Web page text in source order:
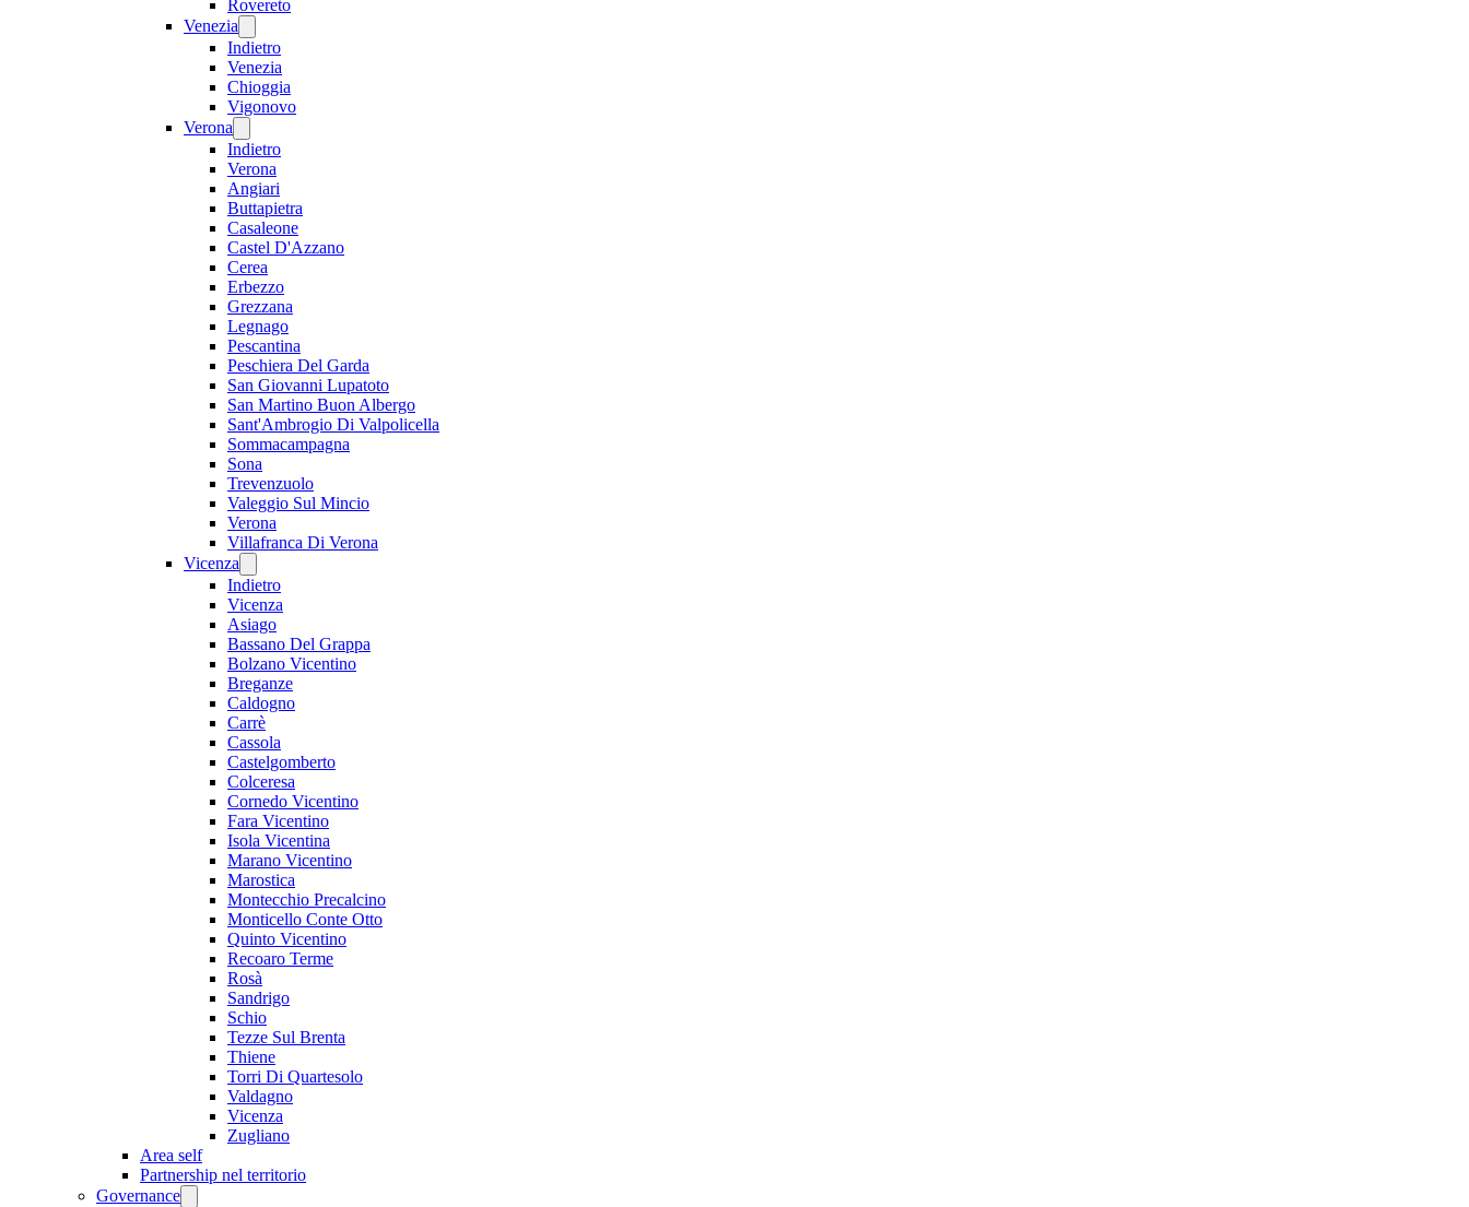
Rovereto
Venezia
Indietro
Venezia
Chioggia
Vigonovo
Verona
Indietro
Verona
Angiari
Buttapietra
Casaleone
Castel D'Azzano
Cerea
Erbezzo
Grezzana
Legnago
Pescantina
Peschiera Del Garda
San Giovanni Lupatoto
San Martino Buon Albergo
Sant'Ambrogio Di Valpolicella
Sommacampagna
Sona
Trevenzuolo
Valeggio Sul Mincio
Verona
Villafranca Di Verona
Vicenza
Indietro
Vicenza
Asiago
Bassano Del Grappa
Bolzano Vicentino
Breganze
Caldogno
Carrè
Cassola
Castelgomberto
Colceresa
Cornedo Vicentino
Fara Vicentino
Isola Vicentina
Marano Vicentino
Marostica
Montecchio Precalcino
Monticello Conte Otto
Quinto Vicentino
Recoaro Terme
Rosà
Sandrigo
Schio
Tezze Sul Brenta
Thiene
Torri Di Quartesolo
Valdagno
Vicenza
Zugliano
Area self
Partnership nel territorio
Governance